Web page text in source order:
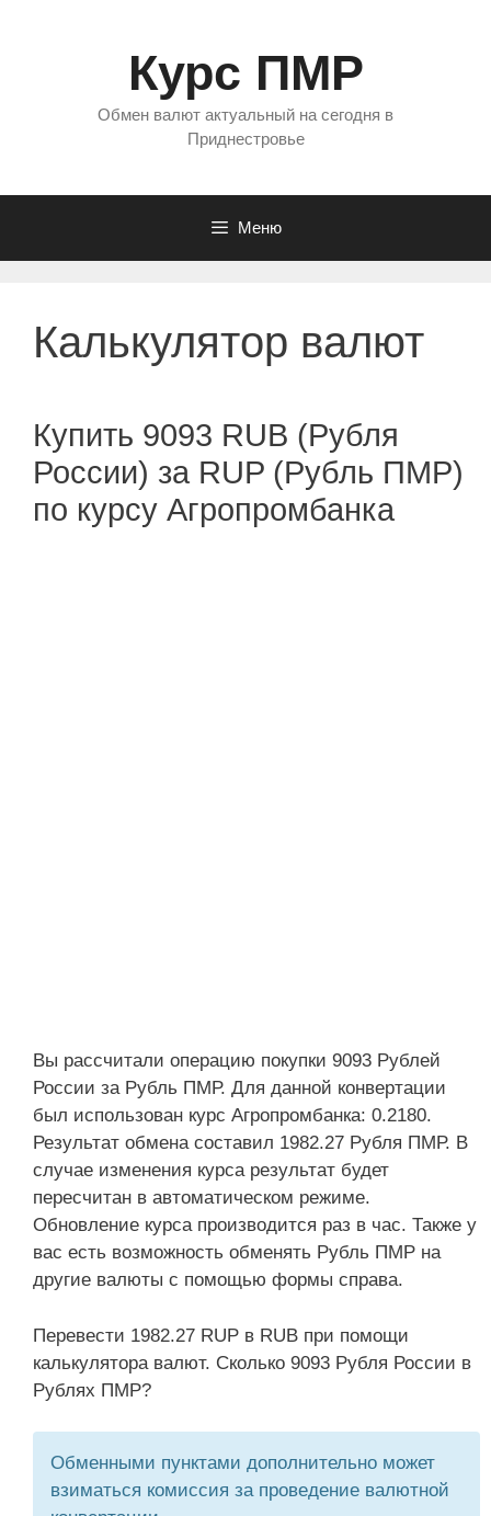
Курс ПМР
Обмен валют актуальный на сегодня в
Приднестровье
Меню
Калькулятор валют
Купить 9093 RUB (Рубля
России) за RUP (Рубль ПМР)
по курсу Агропромбанка
Вы рассчитали операцию покупки 9093 Рублей
России за Рубль ПМР. Для данной конвертации
был использован курс Агропромбанка: 0.2180.
Результат обмена составил 1982.27 Рубля ПМР. В
случае изменения курса результат будет
пересчитан в автоматическом режиме.
Обновление курса производится раз в час. Также у
вас есть возможность обменять Рубль ПМР на
другие валюты с помощью формы справа.
Перевести 1982.27 RUP в RUB при помощи
калькулятора валют. Сколько 9093 Рубля России в
Рублях ПМР?
Обменными пунктами дополнительно может
взиматься комиссия за проведение валютной